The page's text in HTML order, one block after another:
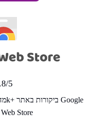
5
Store